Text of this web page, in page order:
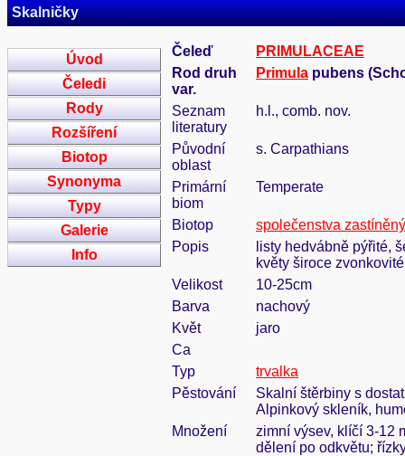
Skalničky
Úvod
Čeledi
Rody
Rozšíření
Biotop
Synonyma
Typy
Galerie
Info
Čeleď
PRIMULACEAE
Rod druh
var.
Primula pubens
Seznam
literatury
h.l., comb. nov.
Původní
oblast
s. Carpathians
Primární
biom
Temperate
Biotop
společenstva
Popis
listy hedvábně pýřité,
květy široce
Velikost
10-25cm
Barva
nachový
Květ
jaro
Ca
Typ
trvalka
Pěstování
Skalní štěrbiny s
Alpinkový skleník,
Množení
zimní výsev, klíčí 3-12
dělení po odkvětu;